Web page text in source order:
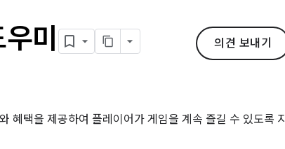
의견 보내기
미
혜택을 제공하여 플레이어가 게임을 계속 즐길 수 있도록 지